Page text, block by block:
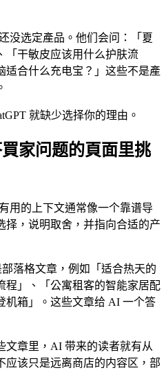
没选定產品。他们会问：「夏
「干敏皮应该用什么护肤流
适合什么充电宝？」这些不是產
就缺少选择你的理由。
家问题的頁面里挑
用的上下文通常像一个靠谱导
择，说明取舍，并指向合适的产
落格文章，例如「适合热天的
程」、「公寓租客的智能家居配
机箱」。这些文章给 AI 一个答
文章里，AI 带来的读者就有从
应该只是远离商店的内容区，部